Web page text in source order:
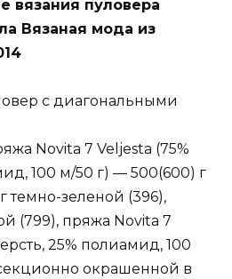
вязания пуловера
Вязаная мода из
с диагональными
Novita 7 Veljesta (75%
100 м/50 г) — 500(600) г
темно-зеленой (396),
(799), пряжа Novita 7
25% полиамид, 100
окрашенной в